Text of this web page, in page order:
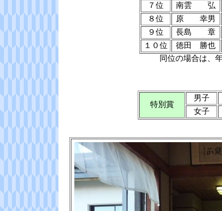
７位
南雲 弘
８位
原 幸男
９位
長島 章
１０位
徳田 勝也
同位の場合は、
特別賞
男子
女子